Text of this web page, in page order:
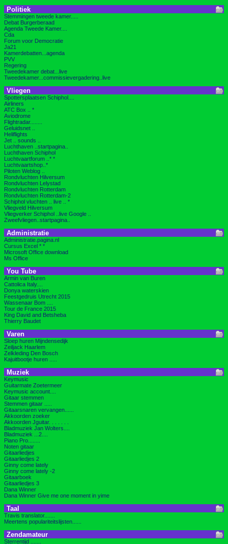
Politiek
Stemmingen tweede kamer.....
Debat Burgerberaad
Agenda Tweede Kamer....
Cda
Forum voor Democratie
Ja21
Kamerdebatten...agenda
PVV
Regering
Tweedekamer debat...live
Tweedekamer...commissievergadering..live
Vliegen
Spottersplaatsen Schiphol....
Airliners
ATC Box .. *
Aviodrome
Flightradar........
Geluidsnet ..
Heliflights
Jet .. sounds ..
Luchthaven ..startpagina..
Luchthaven Schiphol
Luchtvaartforum ..* *
Luchtvaartshop..*
Piloten Weblog ..
Rondvluchten Hilversum
Rondvluchten Lelystad
Rondvluchten Rotterdam
Rondvluchten Rotterdam-2
Schiphol vluchten .. live .. *
Vliegveld Hilversum
Vliegverker Schiphol ..live Google ..
Zweefvliegen..startpagina..
Administratie
Administratie.pagina.nl
Cursus Excel * *
Microsoft Office download
Ms Office
You Tube
Armin van Buren
Cattolica Italy....
Donya waterskien
Feestgedruis Utrecht 2015
Wassenaar Bom ....
Tour de France 2015
King David and Betsheba
Thierry Baudet
Varen
Sloep huren Mijndensedijk
Zeiljack Haarlem
Zelkleding Den Bosch
Kajuitbootje huren .....
Muziek
Keymusic
Guitarmate Zoetermeer
Keymusic account....
Gitaar stemmen
Stemmen gitaar .....
Gitaarsnaren vervangen......
Akkoorden zoeker
Akkoorden Jguitar. . . . . . .
Bladmuziek Jan Wolters....
Bladmuziek ...2....
Piano Pro........
Noten gitaar
Gitaarliedjes
Gitaarliedjes 2
Ginny come lately
Ginny come lately -2
Gitaarboek
Gitaarliedjes 3
Dana Winner
Dana Winner Give me one moment in yime
Taal
Travis translator.......
Meertens populariteitslijsten......
Zendamateur
Sterrentijd .......